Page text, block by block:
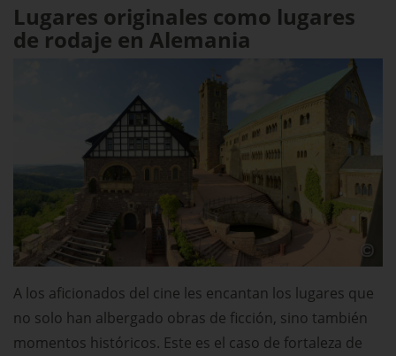
Lugares originales como lugares
de rodaje en Alemania
A los aficionados del cine les encantan los lugares que
no solo han albergado obras de ficción, sino también
momentos históricos. Este es el caso de fortaleza de